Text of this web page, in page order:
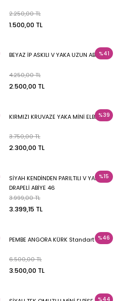
2.250,00 TL
1.500,00 TL
%41
BEYAZ İP ASKILI V YAKA UZUN ABİYE 44
4.250,00 TL
2.500,00 TL
%39
KIRMIZI KRUVAZE YAKA MİNİ ELBİSE 38
3.750,00 TL
2.300,00 TL
%15
SİYAH KENDİNDEN PARILTILI V YAKA
DRAPELİ ABİYE 46
3.999,00 TL
3.399,15 TL
%46
PEMBE ANGORA KÜRK Standart
6.500,00 TL
3.500,00 TL
%44